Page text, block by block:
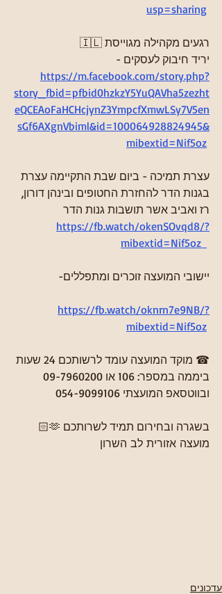
usp=sharing
🇮🇱 רגעים מקהילה מגוייסת
יריד חיבוק לעסקים -
https://m.facebook.com/story.php?
story_fbid=pfbid0hzkzY5YuQAVha5zezht
eQCEAoFaHCHcjynZ3YmpcfXmwLSy7V5en
sGf6AXgnVbiml&id=100064928824945&
mibextid=Nif5oz
עצרת תמיכה - ביום שבת התקיימה עצרת
בגנות הדר להחזרת החטופים ובינהן דורון,
רז ואביב אשר תושבות גנות הדר
https://fb.watch/okenSOvqd8/?
mibextid=Nif5oz
יישובי המועצה זוכרים ומתפללים-
https://fb.watch/oknrn7e9NB/?
mibextid=Nif5oz
☎ מוקד המועצה עומד לרשותכם 24 שעות
ובווטסאפ המועצתי 054-9099106
בשגרה ובחירום תמיד לשרותכם 🫶🏻
מועצה אזורית לב השרון
עדכונים